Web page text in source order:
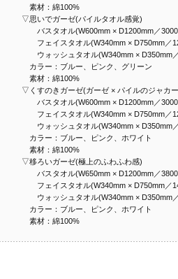
素材：綿100%
▽思いでガーゼ(パイルタオル感覚)
バスタオル(W600mm × D1200mm／3000
フェイスタオル(W340mm × D750mm／
ウォッシュタオル(W340mm × D350mm／
カラー：ブルー、ピンク、グリーン
素材：綿100%
▽くすのきガーゼ(ガーゼ × パイルのジャカ
バスタオル(W600mm × D1200mm／3000
フェイスタオル(W340mm × D750mm／
ウォッシュタオル(W340mm × D350mm／
カラー：ブルー、ピンク、ホワイト
素材：綿100%
▽移ろいガーゼ(極上のふわふわ感)
バスタオル(W650mm × D1200mm／3800
フェイスタオル(W340mm × D750mm／
ウォッシュタオル(W340mm × D350mm／
カラー：ブルー、ピンク、ホワイト
素材：綿100%